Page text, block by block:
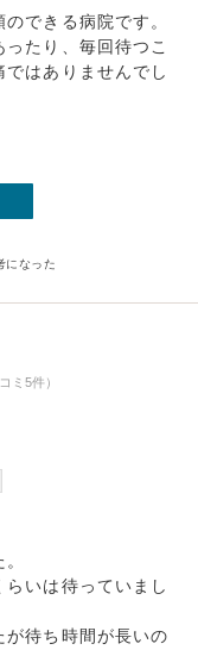
できる病院です。
たり、毎回待つこ
はありませんでし
になった
ミ5件）
いは待っていまし
が待ち時間が長いの